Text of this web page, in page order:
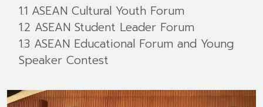
1.1 ASEAN Cultural Youth Forum
1.2 ASEAN Student Leader Forum
1.3 ASEAN Educational Forum and Young
Speaker Contest